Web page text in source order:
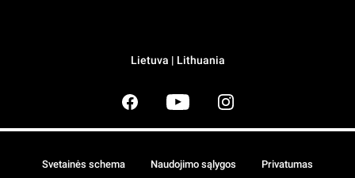
Lietuva | Lithuania
Svetainės schema Naudojimo sąlygos Privatumas